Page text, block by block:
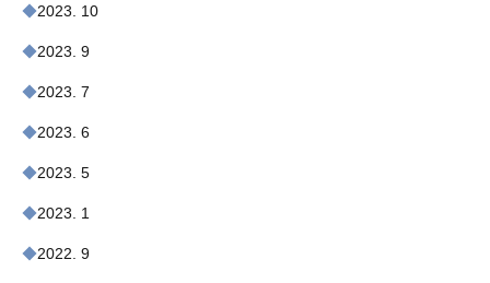
2023. 10
2023. 9
2023. 7
2023. 6
2023. 5
2023. 1
2022. 9